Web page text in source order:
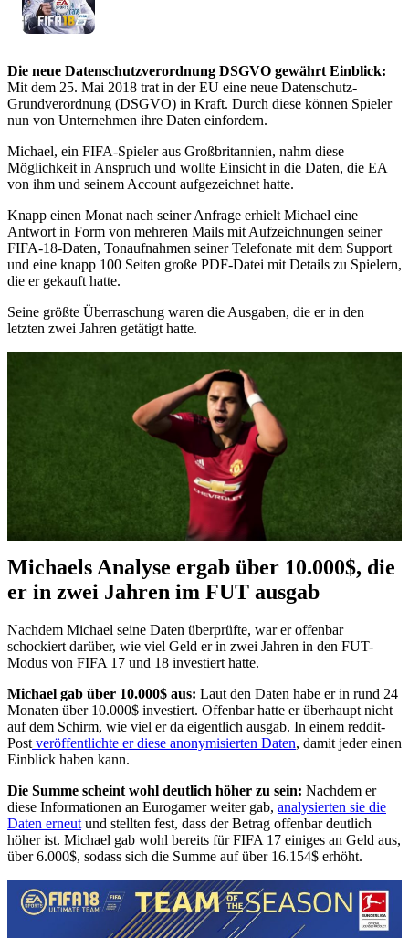
Die neue Datenschutzverordnung DSGVO gewährt Einblick:
Mit dem 25. Mai 2018 trat in der EU eine neue Datenschutz-
Grundverordnung (DSGVO) in Kraft. Durch diese können Spieler
nun von Unternehmen ihre Daten einfordern.
Michael, ein FIFA-Spieler aus Großbritannien, nahm diese
Möglichkeit in Anspruch und wollte Einsicht in die Daten, die EA
von ihm und seinem Account aufgezeichnet hatte.
Knapp einen Monat nach seiner Anfrage erhielt Michael eine
Antwort in Form von mehreren Mails mit Aufzeichnungen seiner
FIFA-18-Daten, Tonaufnahmen seiner Telefonate mit dem Support
und eine knapp 100 Seiten große PDF-Datei mit Details zu Spielern,
die er gekauft hatte.
Seine größte Überraschung waren die Ausgaben, die er in den
letzten zwei Jahren getätigt hatte.
Michaels Analyse ergab über 10.000$, die
er in zwei Jahren im FUT ausgab
Nachdem Michael seine Daten überprüfte, war er offenbar
schockiert darüber, wie viel Geld er in zwei Jahren in den FUT-
Modus von FIFA 17 und 18 investiert hatte.
Michael gab über 10.000$ aus: Laut den Daten habe er in rund 24
Monaten über 10.000$ investiert. Offenbar hatte er überhaupt nicht
auf dem Schirm, wie viel er da eigentlich ausgab. In einem reddit-
Postveröffentlichte er diese anonymisierten Daten, damit jeder einen
Einblick haben kann.
Die Summe scheint wohl deutlich höher zu sein: Nachdem er
diese Informationen an Eurogamer weiter gab, analysierten sie die
Daten erneutund stellten fest, dass der Betrag offenbar deutlich
höher ist. Michael gab wohl bereits für FIFA 17 einiges an Geld aus,
über 6.000$, sodass sich die Summe auf über 16.154$ erhöht.